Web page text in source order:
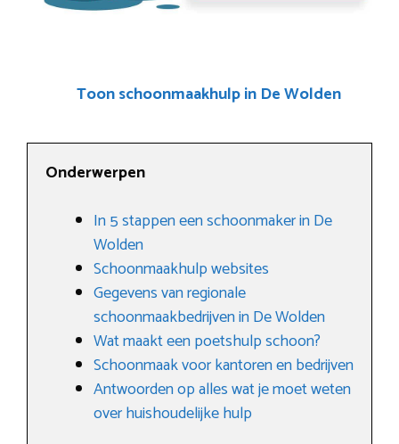
Toon schoonmaakhulp in De Wolden
Onderwerpen
In 5 stappen een schoonmaker in De
Wolden
Schoonmaakhulp websites
Gegevens van regionale
schoonmaakbedrijven in De Wolden
Wat maakt een poetshulp schoon?
Schoonmaak voor kantoren en bedrijven
Antwoorden op alles wat je moet weten
over huishoudelijke hulp